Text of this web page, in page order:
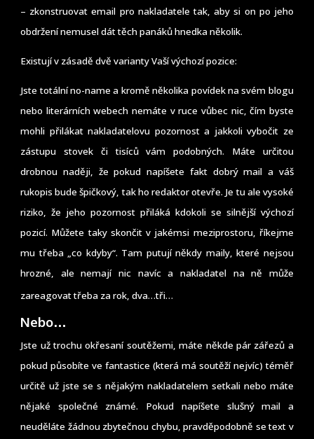
– zkonstruovat email pro nakladatele tak, aby si on po jeho
obdržení nemusel dát těch panáků hnedka několik.
Existují v zásadě dvě varianty Vaší výchozí pozice:
Jste totální no-name a kromě několika povídek na svém blogu
nebo literárních webech nemáte v ruce vůbec nic, čím byste
mohli přilákat nakladatelovu pozornost a jakkoli vybočit ze
zástupu stovek či tisíců vám podobných. Máte určitou
drobnou naději, že pokud napíšete fakt dobrý mail a váš
rukopis bude špičkový, tak ho redaktor otevře. Je tu ale vysoké
riziko, že jeho pozornost přiláká kdokoli se silnější výchozí
pozicí. Můžete taky skončit v jakémsi meziprostoru, říkejme
mu třeba „co kdyby“. Tam putují někdy maily, které nejsou
hrozné, ale nemají nic navíc a nakladatel na ně může
zareagovat třeba za rok, dva…tři…
Nebo…
Jste už trochu okřesaní soutěžemi, máte někde pár zářezů a
pokud působíte ve fantastice (která má soutěží nejvíc) téměř
určitě už jste se s nějakým nakladatelem setkali nebo máte
nějaké společné známé. Pokud napíšete slušný mail a
neuděláte žádnou zbytečnou chybu, pravděpodobně se text v